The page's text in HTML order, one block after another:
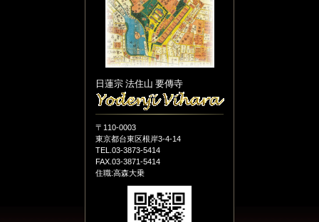
日蓮宗 法住山 要傳寺
〒110-0003
東京都台東区根岸3-4-14
TEL.03-3873-5414
FAX.03-3871-5414
住職:高森大乗